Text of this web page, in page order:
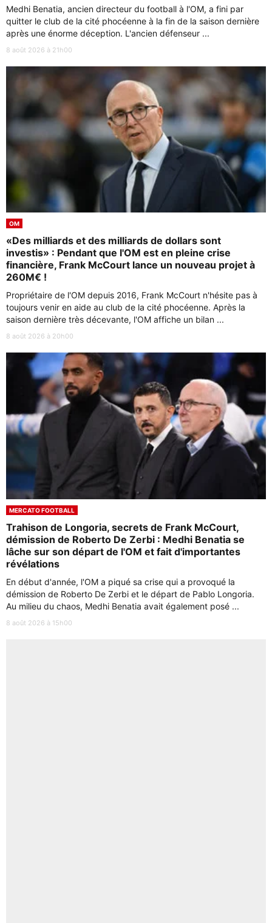
Medhi Benatia, ancien directeur du football à l'OM, a fini par
quitter le club de la cité phocéenne à la fin de la saison dernière
après une énorme déception. L'ancien défenseur ...
8 août 2026 à 21h00
OM
«Des milliards et des milliards de dollars sont
investis» : Pendant que l'OM est en pleine crise
financière, Frank McCourt lance un nouveau projet à
260M€ !
Propriétaire de l'OM depuis 2016, Frank McCourt n'hésite pas à
toujours venir en aide au club de la cité phocéenne. Après la
saison dernière très décevante, l'OM affiche un bilan ...
8 août 2026 à 20h00
MERCATO FOOTBALL
Trahison de Longoria, secrets de Frank McCourt,
démission de Roberto De Zerbi : Medhi Benatia se
lâche sur son départ de l'OM et fait d'importantes
révélations
En début d'année, l'OM a piqué sa crise qui a provoqué la
démission de Roberto De Zerbi et le départ de Pablo Longoria.
Au milieu du chaos, Medhi Benatia avait également posé ...
8 août 2026 à 15h00